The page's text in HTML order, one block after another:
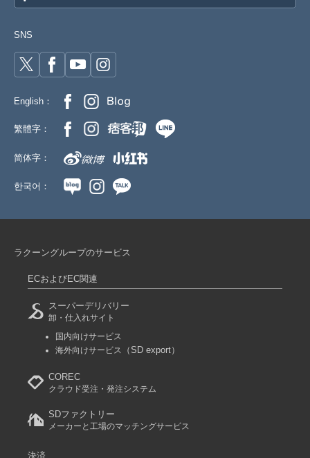
SNS
English：
繁體字：
简体字：
한국어：
ラクーングループのサービス
ECおよびEC関連
スーパーデリバリー
卸・仕入れサイト
国内向けサービス
海外向けサービス
（SD export）
COREC
クラウド受注・発注システム
SDファクトリー
メーカーと工場のマッチングサービス
決済